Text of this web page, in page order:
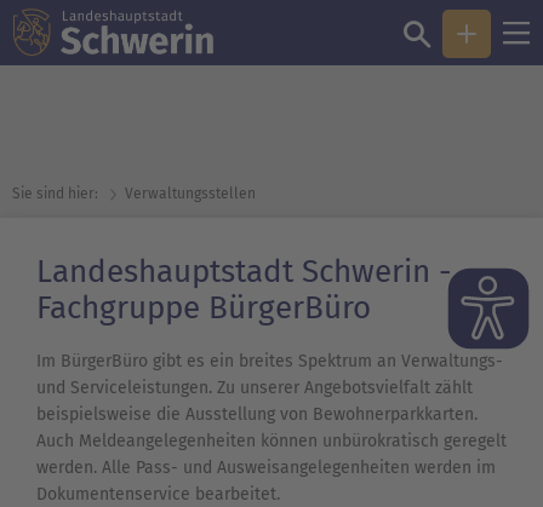
Sie sind hier: Verwaltungsstellen
Landeshauptstadt Schwerin -
Fachgruppe BürgerBüro
Im BürgerBüro gibt es ein breites Spektrum an Verwaltungs-
und Serviceleistungen. Zu unserer Angebotsvielfalt zählt
beispielsweise die Ausstellung von Bewohnerparkkarten.
Auch Meldeangelegenheiten können unbürokratisch geregelt
werden. Alle Pass- und Ausweisangelegenheiten werden im
Dokumentenservice bearbeitet.